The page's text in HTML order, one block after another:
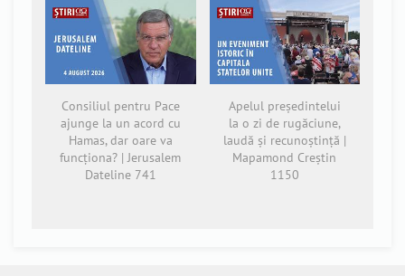
Consiliul pentru Pace
ajunge la un acord cu
Hamas, dar oare va
funcționa? | Jerusalem
Dateline 741
Apelul președintelui
la o zi de rugăciune,
laudă și recunoștință |
Mapamond Creștin
1150